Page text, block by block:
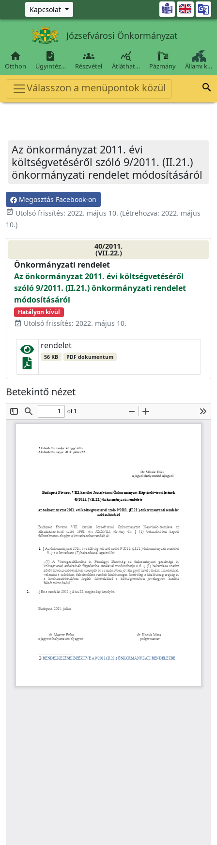
Ugrás a fő tartalomra
Kapcsolat 
Józsefvárosi Önkormányzat

Otthon

Ügyintéz…

Részvétel

Átláthat… Pázmány Állami k…
Válasszon a menüpontok közül 
Az önkormányzat 2011. évi
költségvetéséről szóló 9/2011. (II.21.)
önkormányzati rendelet módosításáról
Megosztás Facebook-on
event_available Utolsó frissítés: 2022. május 10. (Létrehozva: 2022. május
10.)
40/2011.
(VII.22.)
Önkormányzati rendelet
Az önkormányzat 2011. évi költségvetéséről
szóló 9/2011. (II.21.) önkormányzati rendelet
módosításáról
Hatályon kívül
event_available Utolsó frissítés: 2022. május 10.
rendelet
56 KB PDF dokumentum
Betekintő nézet